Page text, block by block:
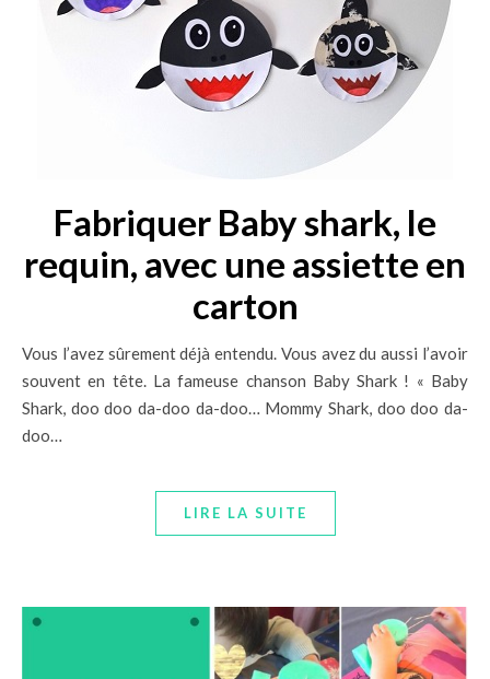
Fabriquer Baby shark, le
requin, avec une assiette en
carton
Vous l’avez sûrement déjà entendu. Vous avez du aussi l’avoir
souvent en tête. La fameuse chanson Baby Shark ! « Baby
Shark, doo doo da-doo da-doo… Mommy Shark, doo doo da-
doo…
LIRE LA SUITE